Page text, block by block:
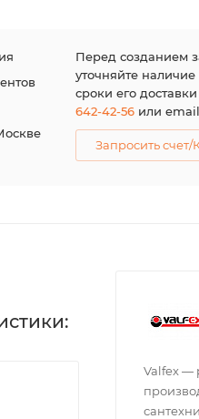
Перед созданием
уточняйте наличие
сроки его
642-42-56или email
Запросить счет/
Valfex —